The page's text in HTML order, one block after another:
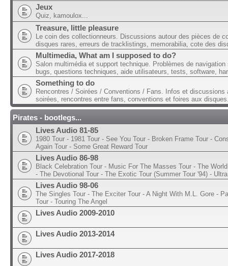
Jeux
Quiz, kamoulox...
Treasure, little pleasure
Le coin des collectionneurs. Discussions autour des pièces de
disques rares, erreurs de tracklistings, memorabilia, cote des
Multimedia, What am I supposed to do?
Salon multimédia et support technique. Problèmes de navigation
bugs, questions techniques, aide utilisateurs, tests, software,
Something to do
Rencontres / Soirées / Conventions / Fans. Infos et discussions
soirées, rencontres entre fans, conventions et foires aux
Pirates - bootlegs...
Lives Audio 81-85
1980 Tour - 1981 Tour - See You Tour - Broken Frame Tour -
Again Tour - Some Great Reward Tour
Lives Audio 86-98
Black Celebration Tour - Music For The Masses Tour - The
- The Devotional Tour - The Exotic Tour (Summer Tour '94) -
Lives Audio 98-06
The Singles Tour - The Exciter Tour - A Night With M.L. Gore -
Tour - Touring The Angel
Lives Audio 2009-2010
Lives Audio 2013-2014
Lives Audio 2017-2018